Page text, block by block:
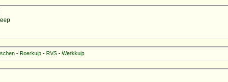
- Roerkuip - RVS - Werkkuip